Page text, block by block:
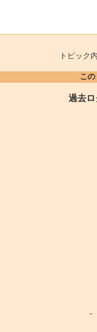
トピッ
こ
過去